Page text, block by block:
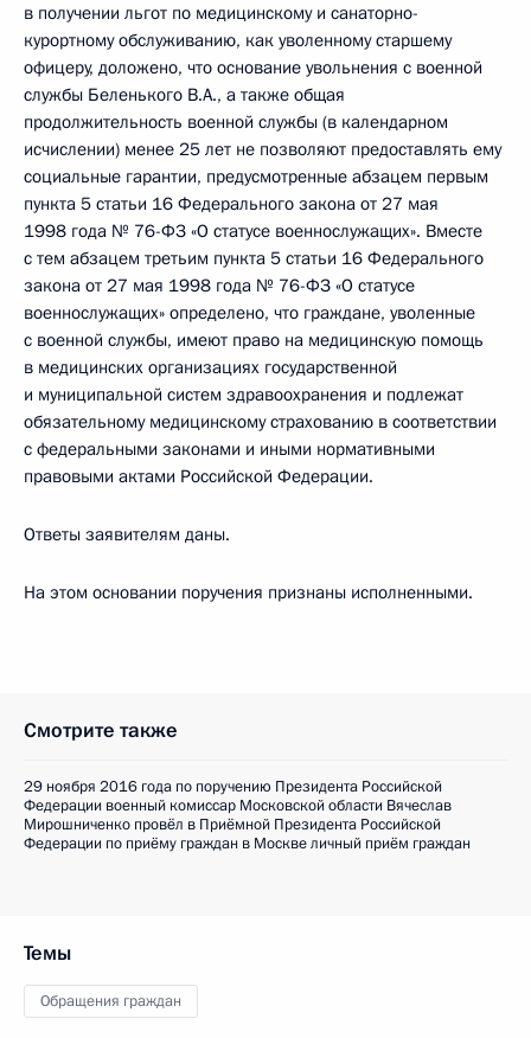
в получении льгот по медицинскому и санаторно-
курортному обслуживанию, как уволенному старшему
офицеру, доложено, что основание увольнения с военной
службы Беленького В.А., а также общая
продолжительность военной службы (в календарном
исчислении) менее 25 лет не позволяют предоставлять ему
социальные гарантии, предусмотренные абзацем первым
пункта 5 статьи 16 Федерального закона от 27 мая
1998 года № 76-ФЗ «О статусе военнослужащих». Вместе
с тем абзацем третьим пункта 5 статьи 16 Федерального
закона от 27 мая 1998 года № 76-ФЗ «О статусе
военнослужащих» определено, что граждане, уволенные
с военной службы, имеют право на медицинскую помощь
в медицинских организациях государственной
и муниципальной систем здравоохранения и подлежат
обязательному медицинскому страхованию в соответствии
с федеральными законами и иными нормативными
правовыми актами Российской Федерации.
Ответы заявителям даны.
На этом основании поручения признаны исполненными.
Смотрите также
29 ноября 2016 года по поручению Президента Российской
Федерации военный комиссар Московской области Вячеслав
Мирошниченко провёл в Приёмной Президента Российской
Федерации по приёму граждан в Москве личный приём граждан
Темы
Обращения граждан